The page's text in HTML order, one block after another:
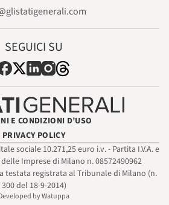
SEGUICI SU
E CONDIZIONI D’USO
PRIVACY POLICY
sociale 10.271,25 euro i.v. - Partita I.V.A. e
Imprese di Milano n. 08572490962
testata registrata al Tribunale di Milano (n.
300 del 18-9-2014)
by Watuppa